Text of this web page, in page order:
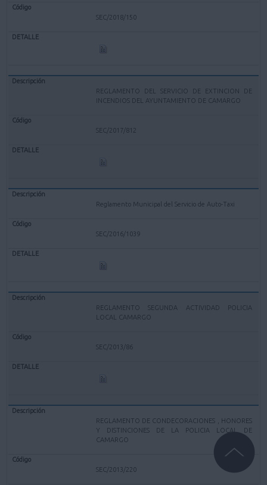
SEC/2018/150
REGLAMENTO DEL SERVICIO DE EXTINCION DE
INCENDIOS DEL AYUNTAMIENTO DE CAMARGO
SEC/2017/812
Reglamento Municipal del Servicio de Auto-Taxi
SEC/2016/1039
REGLAMENTO SEGUNDA ACTIVIDAD POLICIA
LOCAL CAMARGO
SEC/2013/86
REGLAMENTO DE CONDECORACIONES , HONORES
Y DISTINCIONES DE LA POLICIA LOCAL DE
CAMARGO
SEC/2013/220